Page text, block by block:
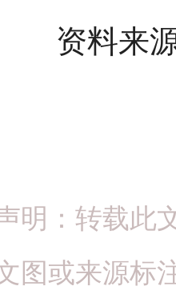
资料来源
明：转载此
图或来源标